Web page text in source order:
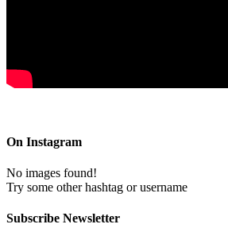
On Instagram
No images found!
Try some other hashtag or username
Subscribe Newsletter